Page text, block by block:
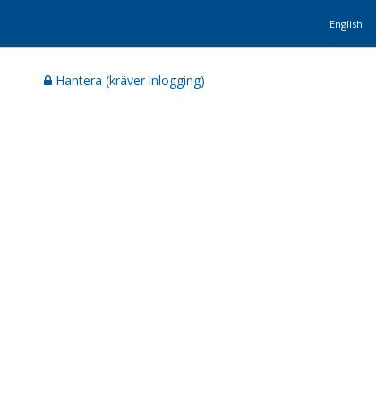
English
Hantera (kräver inlogging)